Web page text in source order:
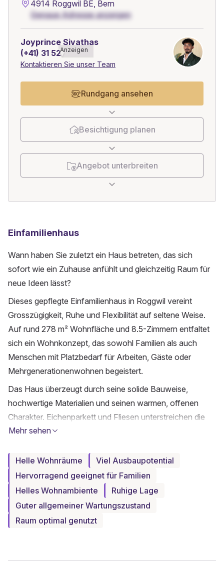
4914 Roggwil BE, Bern
Genaue Adresse anzeigen
Joyprince Sivathas
(+41) 31 528******
Anzeigen
Kontaktieren Sie unser Team
Rundgang ansehen
Besichtigung planen
Angebot unterbreiten
Einfamilienhaus
Wann haben Sie zuletzt ein Haus betreten, das sich
sofort wie ein Zuhause anfühlt und gleichzeitig Raum für
neue Ideen lässt?
Dieses gepflegte Einfamilienhaus in Roggwil vereint
Grosszügigkeit, Ruhe und Flexibilität auf seltene Weise.
Auf rund 278 m² Wohnfläche und 8.5-Zimmern entfaltet
sich ein Wohnkonzept, das sowohl Familien als auch
Menschen mit Platzbedarf für Arbeiten, Gäste oder
Mehrgenerationenwohnen begeistert.
Das Haus überzeugt durch seine solide Bauweise,
hochwertige Materialien und seinen warmen, offenen
Charakter. Eichenparkett und Fliesen unterstreichen die
zeitlose Qualität, während die Südorientierung für
funktionstüchtig und bieten zugleich Potenzial für eine
individuelle Modernisierung. Die hochwertigen
Markenküchengeräte sind voll funktionsfähig und wurden
im Jahr 2006 ersetzt.
Ein besonderes Highlight ist das weitläufige Grundstück
bildet eine private Oase für Familienleben, Spiel und
Mehr sehen
Helle Wohnräume
Viel Ausbaupotential
Hervorragend geeignet für Familien
Helles Wohnambiente
Ruhige Lage
Guter allgemeiner Wartungszustand
Raum optimal genutzt